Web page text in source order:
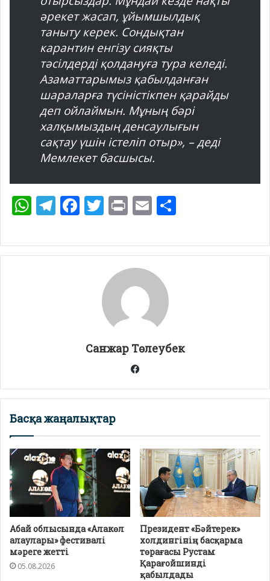
әрекет жасап, ұйымшылдық
таныту керек. Сондықтан
карантин енгізу сияқты
тәсілдерді қолдануға тура келеді.
Азаматтарымыз қабылданған
шараларға түсіністікпен қарайды
деп ойлаймын. Мұның бәрі
халқымыздың денсаулығын
сақтау үшін істеліп отыр», – деді
Мемлекет басшысы.
W
at
s
T
e
gr
F
e
b
T
itt
er
Pr
t
E
ai
l
ar
e
Санжар Төлеубек
Facebook
Басқа жаңалықтар
Абай облысында «Алакөл
алаулары» фестивалі
мәреге жетті
05.08.2026
Президент «Бәйтерек»
холдингінің басқарма
төрағасы Рустам
Қарағойшинді
қабылдады